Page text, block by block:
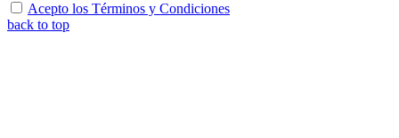
Acepto los Términos y Condiciones
back to top